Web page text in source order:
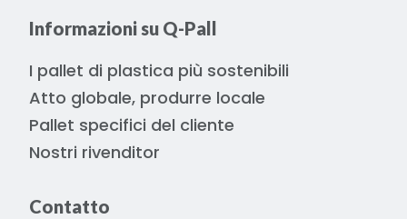
Informazioni su Q-Pall
I pallet di plastica più sostenibili
Atto globale, produrre locale
Pallet specifici del cliente
Nostri rivenditor
Contatto